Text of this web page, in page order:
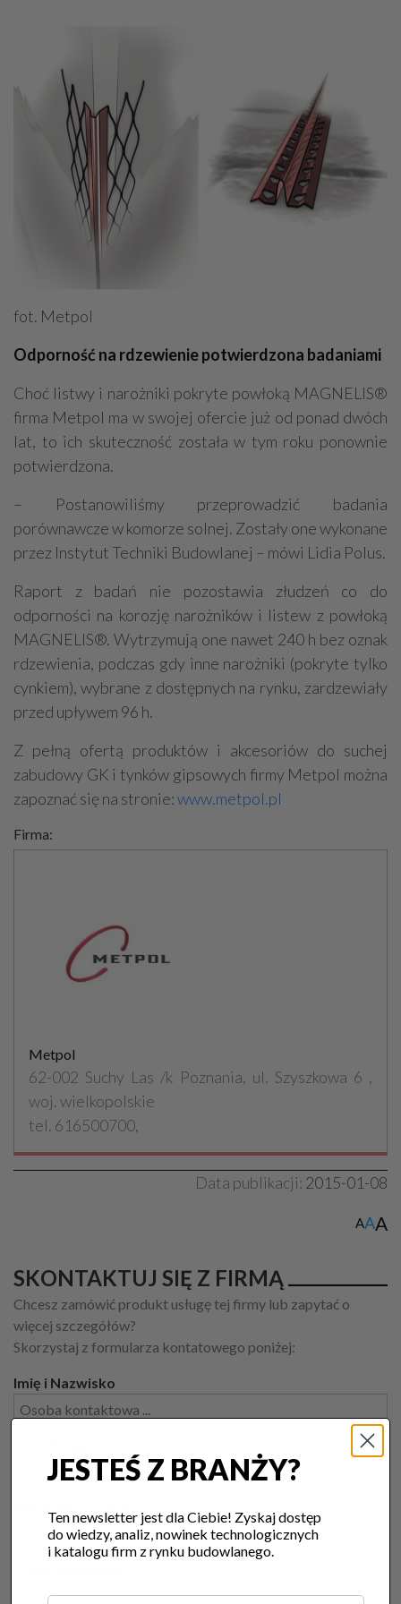
fot. Metpol
Odporność na rdzewienie potwierdzona badaniami
Choć listwy i narożniki pokryte powłoką MAGNELIS®
firma Metpol ma w swojej ofercie już od ponad dwóch
lat, to ich skuteczność została w tym roku ponownie
potwierdzona.
– Postanowiliśmy przeprowadzić badania
porównawcze w komorze solnej. Zostały one wykonane
przez Instytut Techniki Budowlanej – mówi Lidia Polus.
Raport z badań nie pozostawia złudzeń co do
odporności na korozję narożników i listew z powłoką
MAGNELIS®. Wytrzymują one nawet 240 h bez oznak
rdzewienia, podczas gdy inne narożniki (pokryte tylko
cynkiem), wybrane z dostępnych na rynku, zardzewiały
przed upływem 96 h.
Z pełną ofertą produktów i akcesoriów do suchej
zabudowy GK i tynków gipsowych firmy Metpol można
zapoznać się na stronie:www.metpol.pl
Firma:
Metpol
62-002 Suchy Las /k Poznania, ul. Szyszkowa 6 ,
woj. wielkopolskie
tel. 616500700,
Data publikacji: 2015-01-08
AAA
SKONTAKTUJ SIĘ Z FIRMĄ
Chcesz zamówić produkt usługę tej firmy lub zapytać o
więcej szczegółów?
Skorzystaj z formularza kontatowego poniżej:
Imię i Nazwisko
JESTEŚ Z BRANŻY?
Ten newsletter jest dla Ciebie! Zyskaj dostęp
do wiedzy, analiz, nowinek technologicznych
i katalogu firm z rynku budowlanego.